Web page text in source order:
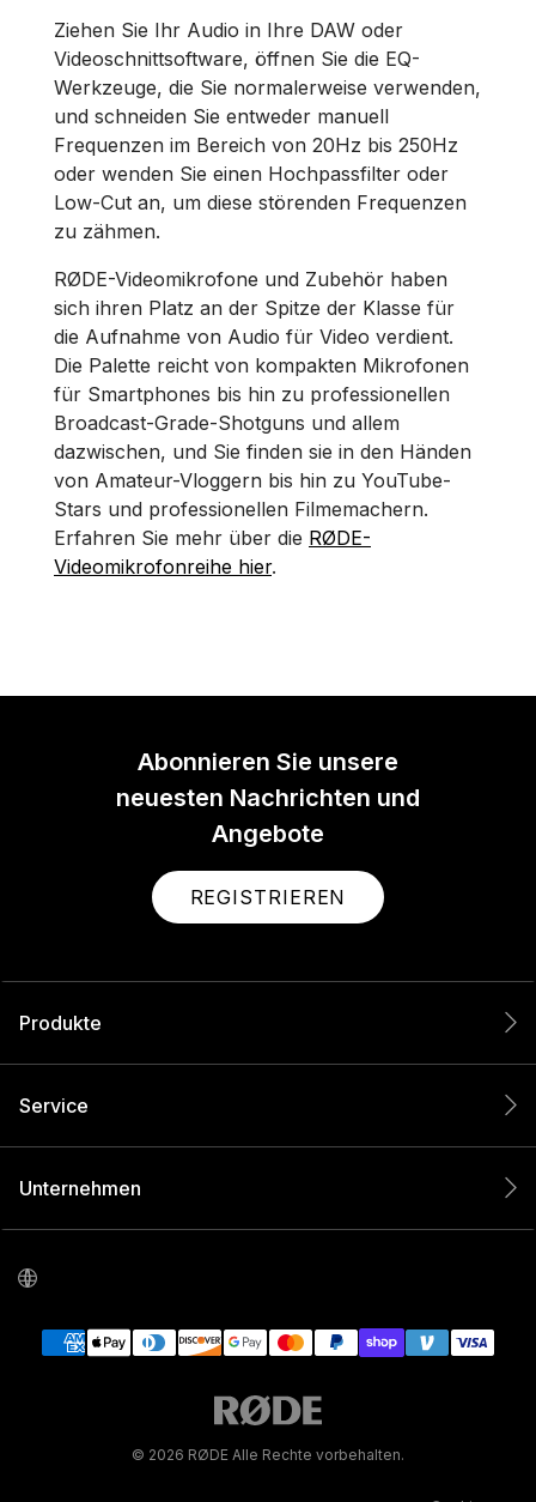
Ziehen Sie Ihr Audio in Ihre DAW oder
Videoschnittsoftware, öffnen Sie die EQ-
Werkzeuge, die Sie normalerweise verwenden,
und schneiden Sie entweder manuell
Frequenzen im Bereich von 20Hz bis 250Hz
oder wenden Sie einen Hochpassfilter oder
Low-Cut an, um diese störenden Frequenzen
zu zähmen.
RØDE-Videomikrofone und Zubehör haben
sich ihren Platz an der Spitze der Klasse für
die Aufnahme von Audio für Video verdient.
Die Palette reicht von kompakten Mikrofonen
für Smartphones bis hin zu professionellen
Broadcast-Grade-Shotguns und allem
dazwischen, und Sie finden sie in den Händen
von Amateur-Vloggern bis hin zu YouTube-
Stars und professionellen Filmemachern.
Erfahren Sie mehr über die RØDE-
Videomikrofonreihe hier.
Abonnieren Sie unsere
neuesten Nachrichten und
Angebote
REGISTRIEREN
Produkte
Service
Unternehmen
© 2026 RØDE Alle Rechte vorbehalten.